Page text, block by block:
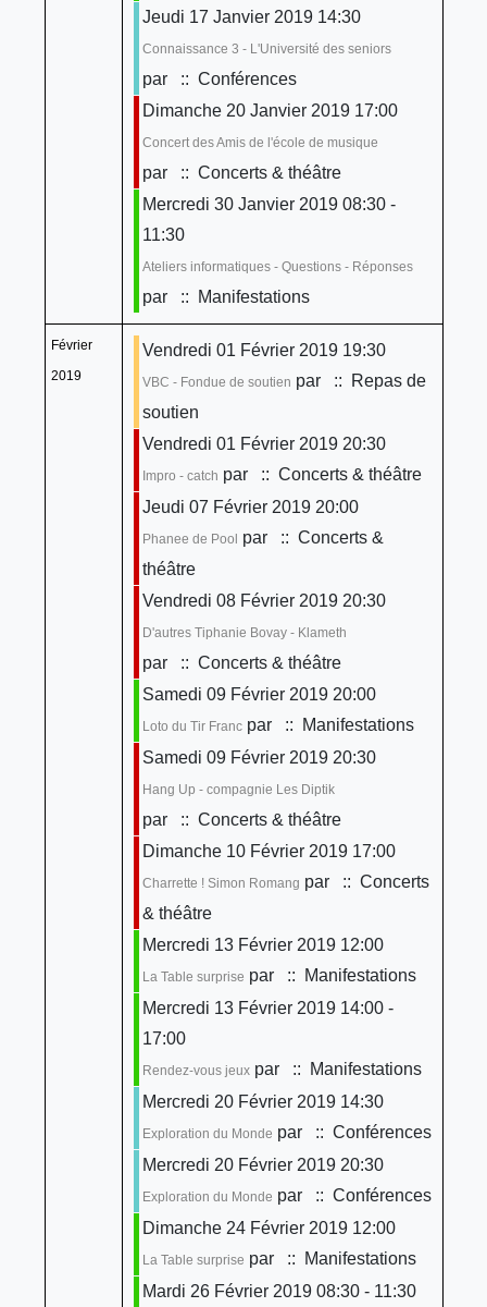
Jeudi 17 Janvier 2019 14:30
Connaissance 3 - L'Université des seniors
par
:: Conférences
Dimanche 20 Janvier 2019 17:00
Concert des Amis de l'école de musique
par
:: Concerts & théâtre
Mercredi 30 Janvier 2019 08:30 -
11:30
Ateliers informatiques - Questions - Réponses
par :: Manifestations
Février
2019
Vendredi 01 Février 2019 19:30
VBC - Fondue de soutien par
:: Repas de
soutien
Vendredi 01 Février 2019 20:30
Impro - catch par
:: Concerts & théâtre
Jeudi 07 Février 2019 20:00
Phanee de Pool par
:: Concerts &
théâtre
Vendredi 08 Février 2019 20:30
D'autres Tiphanie Bovay - Klameth
par
:: Concerts & théâtre
Samedi 09 Février 2019 20:00
Loto du Tir Francpar
:: Manifestations
Samedi 09 Février 2019 20:30
Hang Up - compagnie Les Diptik
par
:: Concerts & théâtre
Dimanche 10 Février 2019 17:00
Charrette ! Simon Romang par
:: Concerts
& théâtre
Mercredi 13 Février 2019 12:00
La Table surprise par
:: Manifestations
Mercredi 13 Février 2019 14:00 -
17:00
Rendez-vous jeuxpar
:: Manifestations
Mercredi 20 Février 2019 14:30
Exploration du Monde par
:: Conférences
Mercredi 20 Février 2019 20:30
Exploration du Monde par
:: Conférences
Dimanche 24 Février 2019 12:00
La Table surprise par
:: Manifestations
Mardi 26 Février 2019 08:30 - 11:30